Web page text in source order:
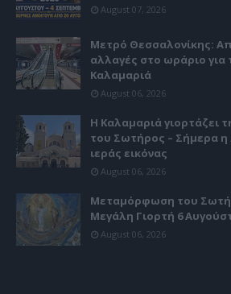
August 07, 2026
Μετρό Θεσσαλονίκης:
αλλαγές στο ωράριο
Καλαμαριά
August 06, 2026
Η Καλαμαριά γιορτάζει
του Σωτήρος – Σήμερα η
ιεράς εικόνας
August 06, 2026
Μεταμόρφωση του
Μεγάλη Γιορτή 6
August 06, 2026